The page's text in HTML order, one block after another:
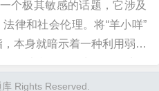
一个极其敏感的话题，它涉及
律和社会伦理。将“羊小咩”
本身就暗示着一种利用弱势
看，这样的行为都是不可取
Rights Reserved.